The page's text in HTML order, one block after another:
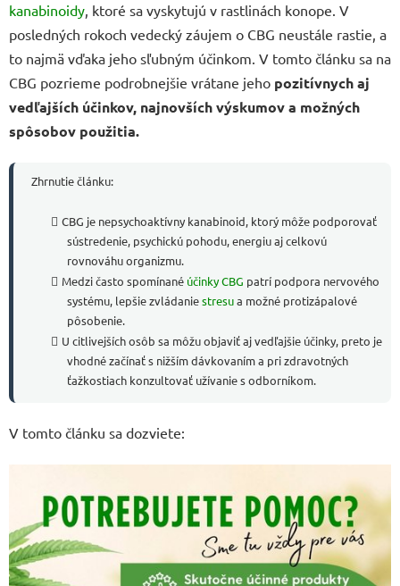
kanabinoidy, ktoré sa vyskytujú v rastlinách konope. V
posledných rokoch vedecký záujem o CBG neustále rastie, a
to najmä vďaka jeho sľubným účinkom. V tomto článku sa na
CBG pozrieme podrobnejšie vrátane jeho pozitívnych aj
vedľajších účinkov, najnovších výskumov a možných
spôsobov použitia.
Zhrnutie článku:
CBG je nepsychoaktívny kanabinoid, ktorý môže podporovať
sústredenie, psychickú pohodu, energiu aj celkovú
rovnováhu organizmu.
Medzi často spomínané účinky CBG patrí podpora nervového
systému, lepšie zvládaniestresua možné protizápalové
pôsobenie.
U citlivejších osôb sa môžu objaviť aj vedľajšie účinky, preto je
vhodné začínať s nižším dávkovaním a pri zdravotných
ťažkostiach konzultovať užívanie s odborníkom.
V tomto článku sa dozviete: